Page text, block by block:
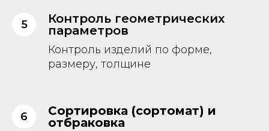
Контроль геометрических
параметров
Контроль изделий по форме,
размеру, толщине
Сортировка (сортомат) и
отбраковка